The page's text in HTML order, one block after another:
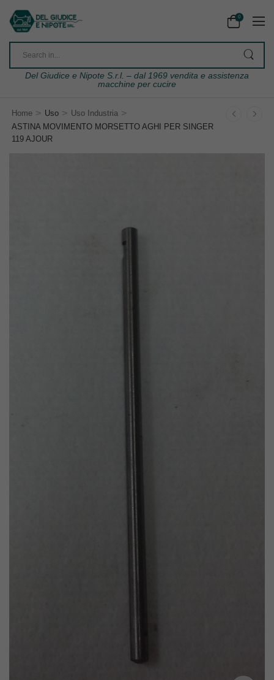
0
Del Giudice e Nipote S.r.l. – dal 1969 vendita e assistenza
macchine per cucire
Home > Uso > Uso Industria >
ASTINA MOVIMENTO MORSETTO AGHI PER SINGER
119 AJOUR